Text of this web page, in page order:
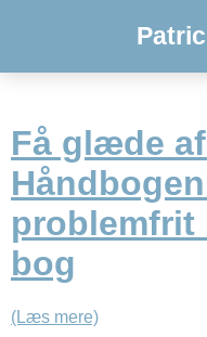
Få glæde
problemfrit
bog
(Læs mere)